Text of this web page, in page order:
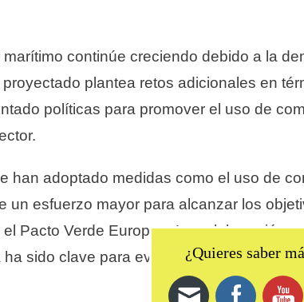
continúe creciendo debido a la
plantea retos adicionales en
políticas para promover el uso de
han adoptado medidas como el uso de
un esfuerzo mayor para alcanzar los
Pacto Verde Europeo. La colaboración
sido clave para evaluar y mejorar el
¿Quieres saberSet Youtube Channel ID